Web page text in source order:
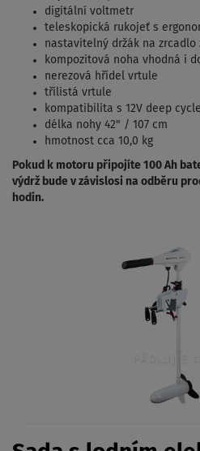
digitální voltmetr
teleskopická rukojeť s
nastavitelný držák na zrcadlo
kompozitová noha vhodná i
nerezová hřídel vrtule
třílistá vrtule
kompatibilita s 12V deep
délka nohy 42" / 107 cm
hmotnost cca 10,0 kg
Pokud k motoru připojíte 100 Ah
výdrž bude v závislosi na odběru
hodin.